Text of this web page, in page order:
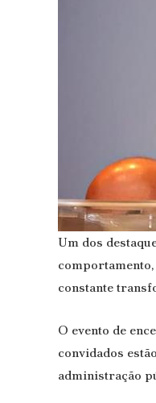
Um dos
constante
O evento de
convidados
administração